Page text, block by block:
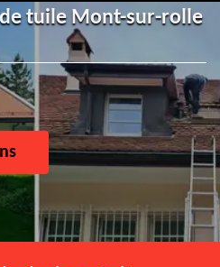
tuile Mont-sur-rolle